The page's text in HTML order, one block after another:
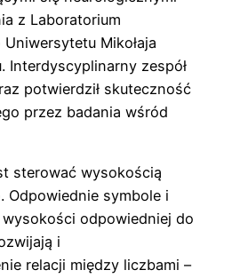
z Laboratorium
Mikołaja
Interdyscyplinarny zespół
potwierdził skuteczność
przez badania wśród
sterować wysokością
Odpowiednie symbole i
odpowiedniej do
i
relacji między liczbami –